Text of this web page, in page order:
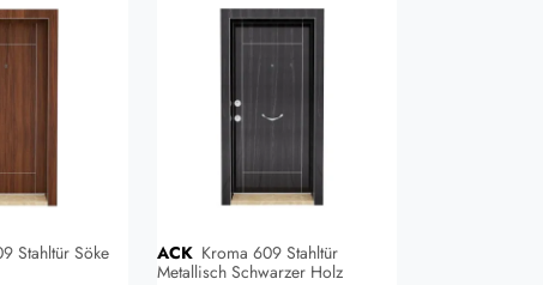
ACK
Metallisch Schwarzer Holz